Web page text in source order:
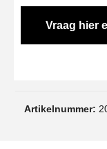
Vraag hier
Artikelnummer: